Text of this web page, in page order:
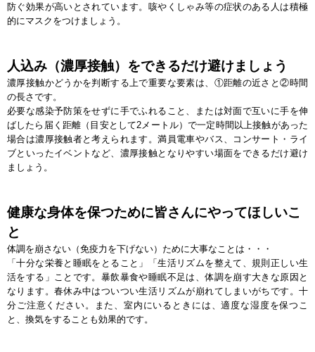
防ぐ効果が高いとされています。咳やくしゃみ等の症状のある人は積極
的にマスクをつけましょう。
人込み（濃厚接触）をできるだけ避けましょう
濃厚接触かどうかを判断する上で重要な要素は、①距離の近さと②時間
の長さです。
必要な感染予防策をせずに手でふれること、または対面で互いに手を伸
ばしたら届く距離（目安として2メートル）で一定時間以上接触があった
場合は濃厚接触者と考えられます。満員電車やバス、コンサート・ライ
ブといったイベントなど、濃厚接触となりやすい場面をできるだけ避け
ましょう。
健康な身体を保つために皆さんにやってほしいこ
と
体調を崩さない（免疫力を下げない）ために大事なことは・・・
「十分な栄養と睡眠をとること」「生活リズムを整えて、規則正しい生
活をする」ことです。暴飲暴食や睡眠不足は、体調を崩す大きな原因と
なります。春休み中はついつい生活リズムが崩れてしまいがちです。十
分ご注意ください。また、室内にいるときには、適度な湿度を保つこ
と、換気をすることも効果的です。